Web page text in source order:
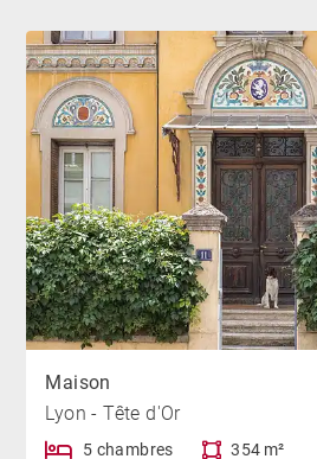
Maison
Lyon - Tête d'Or
5 chambres 354 m²